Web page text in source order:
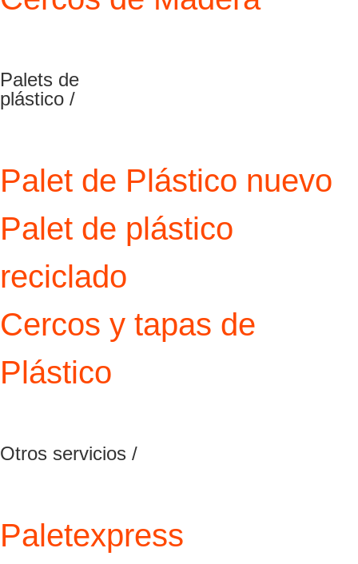
Palets de
plástico /
Palet de Plástico nuevo
Palet de plástico
reciclado
Cercos y tapas de
Plástico
Otros servicios /
Paletexpress